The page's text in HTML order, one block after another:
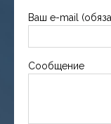
Ваш e-mail
Сообщение